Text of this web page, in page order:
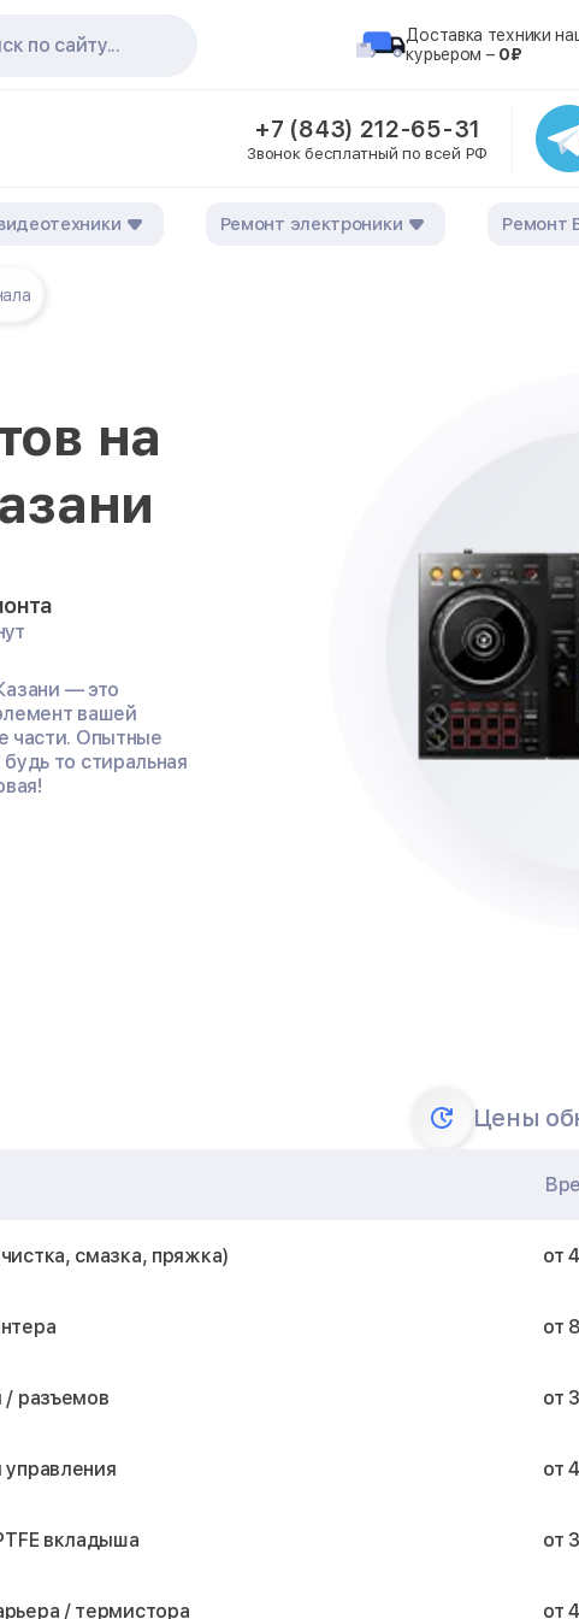
по сайту...
Доставка техники
курьером – 0₽
+7 (843) 212-65-31
Звонок бесплатный по всей РФ
Ремонт электроники Ремонт
на
— это
вашей
части. Опытные
то стиральная
Цены
смазка, пряжка) от
от
/ разъемов от
от
вкладыша от
/ термистора от